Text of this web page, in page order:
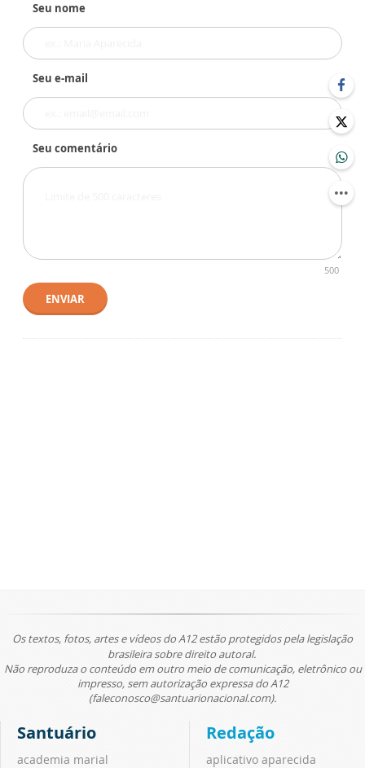
Seu nome
Seu e-mail
Seu comentário
500
ENVIAR
Os textos, fotos, artes e vídeos do A12 estão protegidos pela legislação
brasileira sobre direito autoral.
Não reproduza o conteúdo em outro meio de comunicação, eletrônico ou
impresso, sem autorização expressa do A12
(faleconosco@santuarionacional.com).
Santuário
academia marial
Redação
aplicativo aparecida